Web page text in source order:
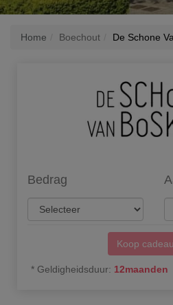
Home Boechout De Schone
Bedrag
Koop
* Geldigheidsduur: 12maanden